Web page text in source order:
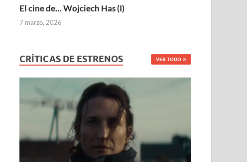
El cine de… Wojciech Has (I)
7 marzo, 2026
CRÍTICAS DE ESTRENOS VER TODO